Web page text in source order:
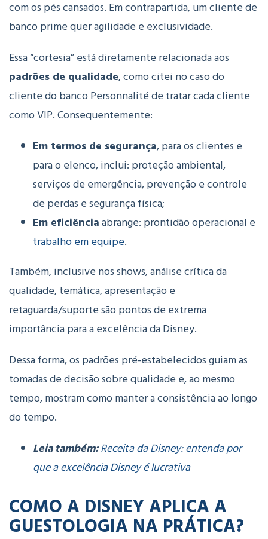
com os pés cansados. Em contrapartida, um cliente de
banco prime quer agilidade e exclusividade.
Essa “cortesia” está diretamente relacionada aos
padrões de qualidade, como citei no caso do
cliente do banco Personnalité de tratar cada cliente
como VIP. Consequentemente:
Em termos de segurança, para os clientes e
para o elenco, inclui: proteção ambiental,
serviços de emergência, prevenção e controle
de perdas e segurança física;
Em eficiênciaabrange: prontidão operacional e
trabalho em equipe.
Também, inclusive nos shows, análise crítica da
qualidade, temática, apresentação e
retaguarda/suporte são pontos de extrema
importância para a excelência da Disney.
Dessa forma, os padrões pré-estabelecidos guiam as
tomadas de decisão sobre qualidade e, ao mesmo
tempo, mostram como manter a consistência ao longo
do tempo.
Leia também:Receita da Disney: entenda por
que a excelência Disney é lucrativa
COMO A DISNEY APLICA A
GUESTOLOGIA NA PRÁTICA?